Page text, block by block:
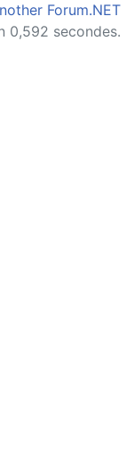
Forum.NET
0,592 secondes.